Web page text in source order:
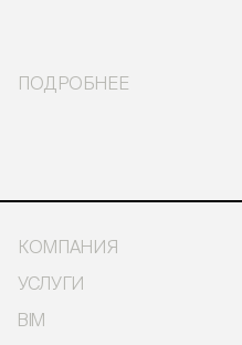
ПОДРОБНЕЕ
КОМПАНИЯ
УСЛУГИ
BIM